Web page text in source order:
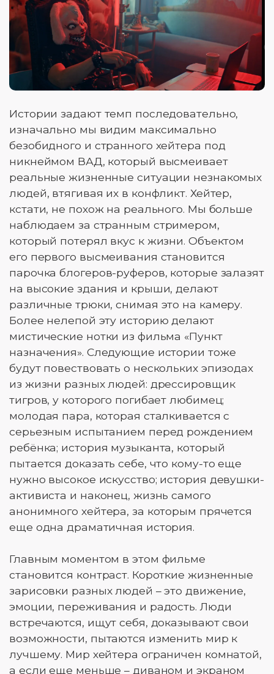
Истории задают темп последовательно,
изначально мы видим максимально
безобидного и странного хейтера под
никнеймом ВАД, который высмеивает
реальные жизненные ситуации незнакомых
людей, втягивая их в конфликт. Хейтер,
кстати, не похож на реального. Мы больше
наблюдаем за странным стримером,
который потерял вкус к жизни. Объектом
его первого высмеивания становится
парочка блогеров-руферов, которые залазят
на высокие здания и крыши, делают
различные трюки, снимая это на камеру.
Более нелепой эту историю делают
мистические нотки из фильма «Пункт
назначения». Следующие истории тоже
будут повествовать о нескольких эпизодах
из жизни разных людей: дрессировщик
тигров, у которого погибает любимец;
молодая пара, которая сталкивается с
серьезным испытанием перед рождением
ребёнка; история музыканта, который
пытается доказать себе, что кому-то еще
нужно высокое искусство; история девушки-
активиста и наконец, жизнь самого
анонимного хейтера, за которым прячется
еще одна драматичная история.
Главным моментом в этом фильме
становится контраст. Короткие жизненные
зарисовки разных людей – это движение,
эмоции, переживания и радость. Люди
встречаются, ищут себя, доказывают свои
возможности, пытаются изменить мир к
лучшему. Мир хейтера ограничен комнатой,
а если еще меньше – диваном и экраном